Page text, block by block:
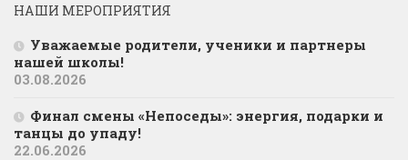
НАШИ МЕРОПРИЯТИЯ
Уважаемые родители, ученики и партнеры
нашей школы!
03.08.2026
Финал смены «Непоседы»: энергия, подарки и
танцы до упаду!
22.06.2026